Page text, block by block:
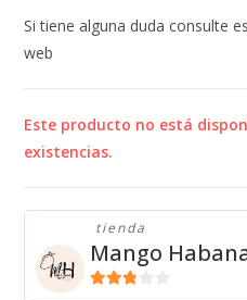
Si tiene alguna duda consulte
web
Este producto no está
existencias.
tienda
Mango